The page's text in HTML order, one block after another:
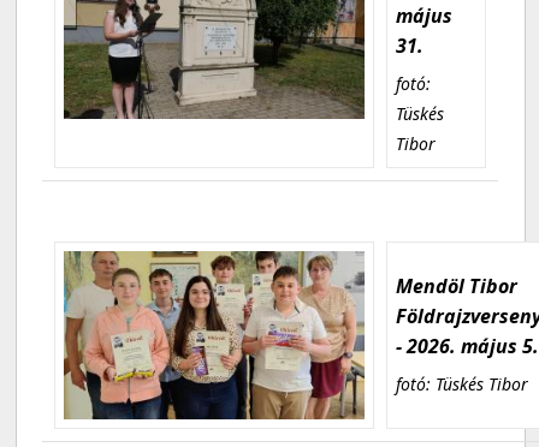
május
31.
fotó:
Tüskés
Tibor
Mendöl Tibor
- 2026. május 5.
fotó: Tüskés Tibor